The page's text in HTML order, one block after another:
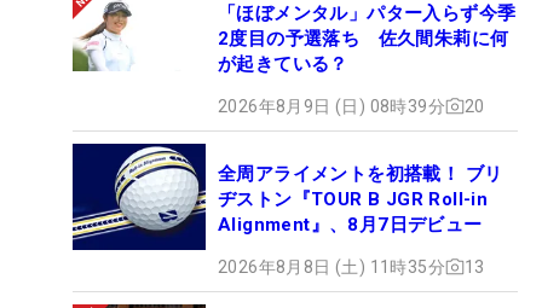
「ほぼメンタル」パター入らず今季
2度目の予選落ち 佐久間朱莉に何
が起きている？
2026年8月9日 (日) 08時39分 20
全周アライメントを初搭載！ ブリ
ヂストン『TOUR B JGR Roll-in
Alignment』、8月7日デビュー
2026年8月8日 (土) 11時35分 13